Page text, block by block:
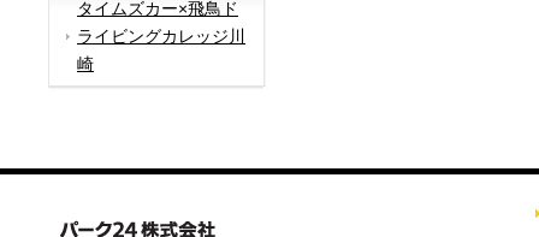
タイムズカー×飛鳥ド
ライビングカレッジ川
崎